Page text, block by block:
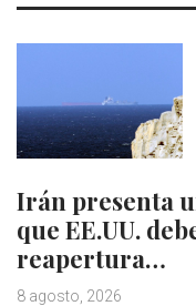
Irán presenta
que EE.UU.
reapertura…
8 agosto, 2026